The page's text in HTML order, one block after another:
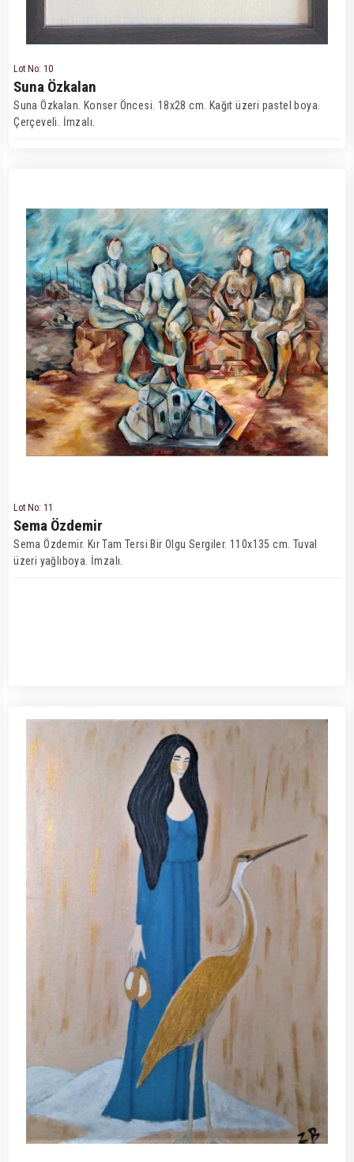
Lot No: 10
Suna Özkalan
Suna Özkalan. Konser Öncesi. 18x28 cm. Kağıt üzeri pastel boya.
Çerçeveli. İmzalı.
Lot No: 11
Sema Özdemir
Sema Özdemir. Kır Tam Tersi Bir Olgu Sergiler. 110x135 cm. Tuval
üzeri yağlıboya. İmzalı.